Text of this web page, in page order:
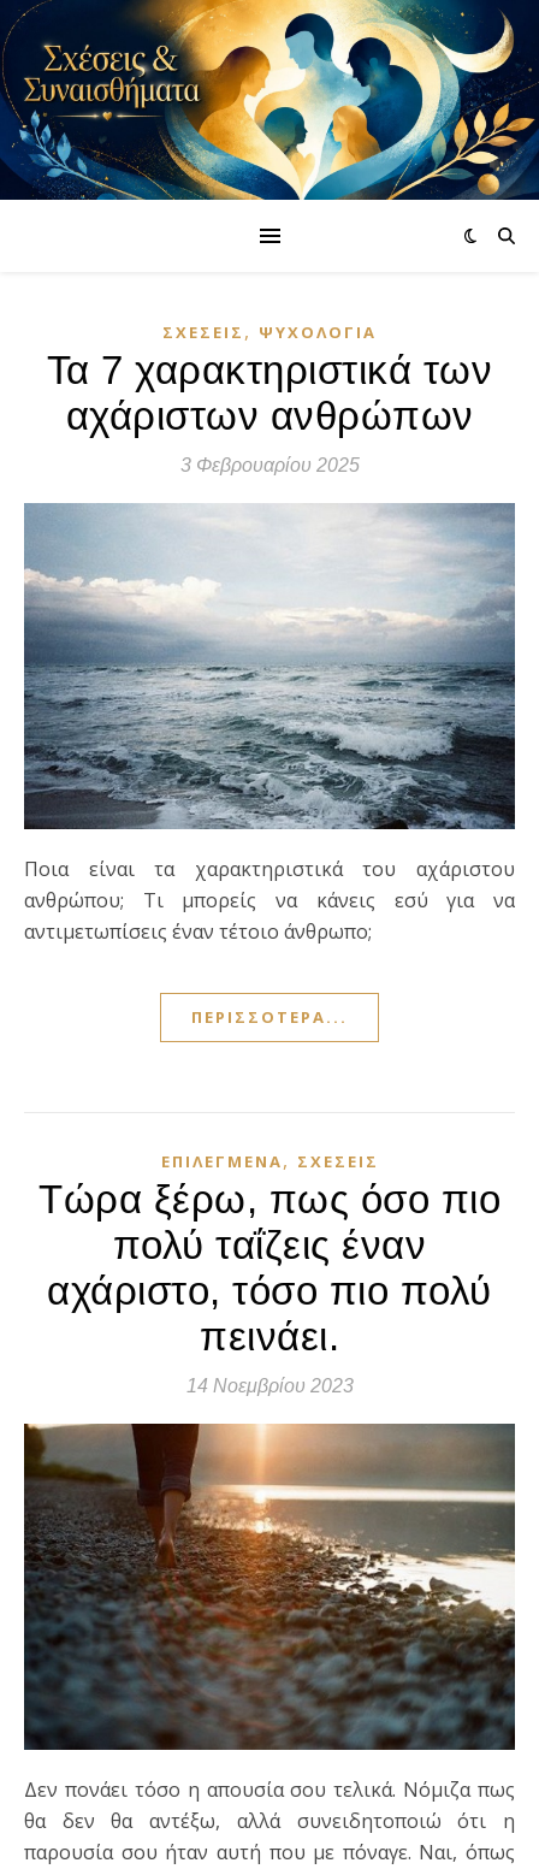
ΣΧΈΣΕΙΣ , ΨΥΧΟΛΟΓΊΑ
Τα 7 χαρακτηριστικά των
αχάριστων ανθρώπων
3 Φεβρουαρίου 2025
Ποια είναι τα χαρακτηριστικά του αχάριστου
ανθρώπου; Τι μπορείς να κάνεις εσύ για να
αντιμετωπίσεις έναν τέτοιο άνθρωπο;
ΠΕΡΙΣΣΌΤΕΡΑ...
ΕΠΙΛΕΓΜΈΝΑ, ΣΧΈΣΕΙΣ
Τώρα ξέρω, πως όσο πιο
πολύ ταΐζεις έναν
αχάριστο, τόσο πιο πολύ
πεινάει.
14 Νοεμβρίου 2023
Δεν πονάει τόσο η απουσία σου τελικά. Νόμιζα πως
θα δεν θα αντέξω, αλλά συνειδητοποιώ ότι η
παρουσία σου ήταν αυτή που με πόναγε. Ναι, όπως